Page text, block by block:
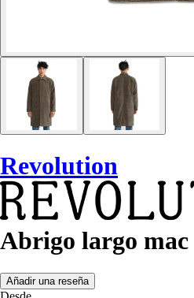
Revolution
Abrigo largo mac
Añadir una reseña